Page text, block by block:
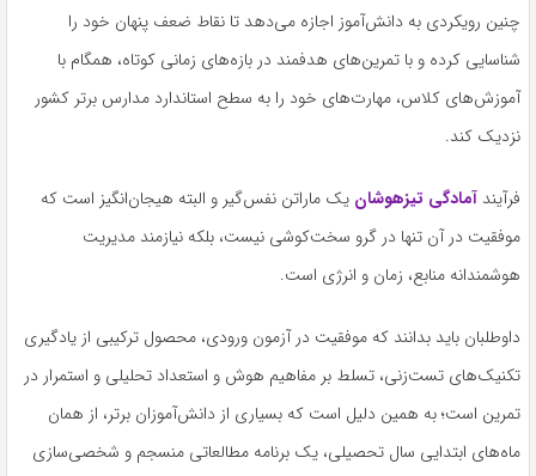
چنین رویکردی به دانش‌آموز اجازه می‌دهد تا نقاط ضعف پنهان خود را
شناسایی کرده و با تمرین‌های هدفمند در بازه‌های زمانی کوتاه، همگام با
آموزش‌های کلاس، مهارت‌های خود را به سطح استاندارد مدارس برتر کشور
نزدیک کند.
فرآیند آمادگی تیزهوشان یک ماراتن نفس‌گیر و البته هیجان‌انگیز است که
موفقیت در آن تنها در گرو سخت‌کوشی نیست، بلکه نیازمند مدیریت
هوشمندانه منابع، زمان و انرژی است.
داوطلبان باید بدانند که موفقیت در آزمون ورودی، محصول ترکیبی از یادگیری
تکنیک‌های تست‌زنی، تسلط بر مفاهیم هوش و استعداد تحلیلی و استمرار در
تمرین است؛ به همین دلیل است که بسیاری از دانش‌آموزان برتر، از همان
ماه‌های ابتدایی سال تحصیلی، یک برنامه مطالعاتی منسجم و شخصی‌سازی